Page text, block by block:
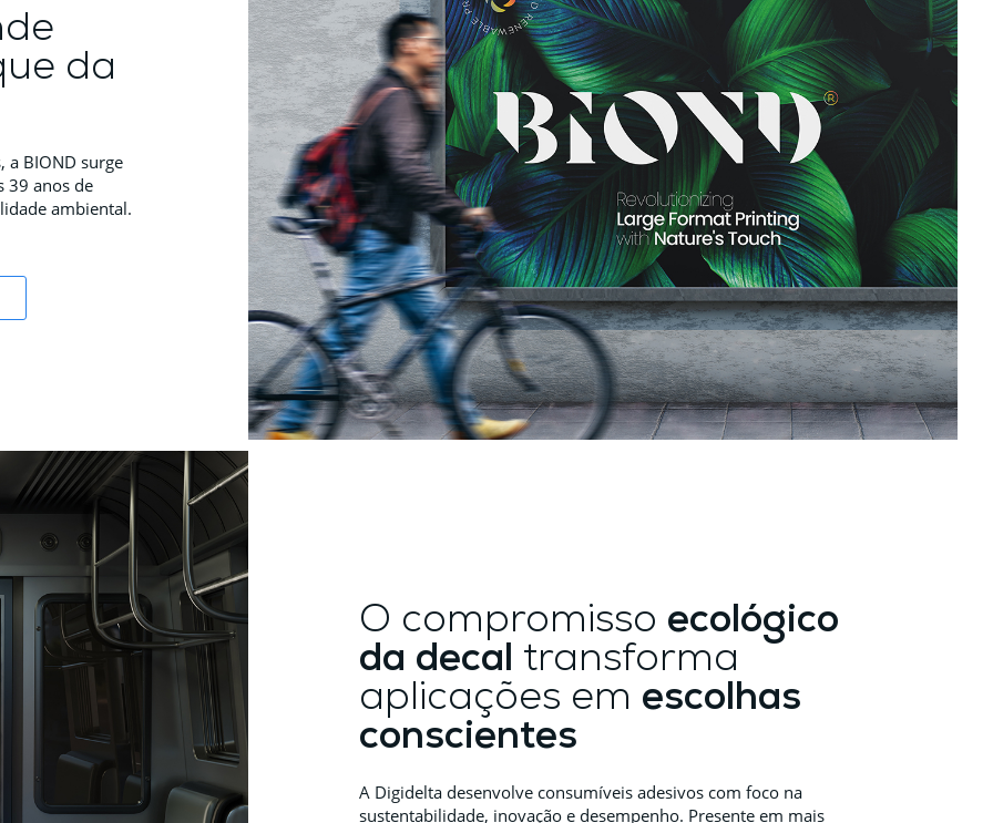
da
a BIOND surge
39 anos de
ambiental.
O compromisso ecológico
da decal transforma
aplicações em escolhas
conscientes
A Digidelta desenvolve consumíveis adesivos com foco na
sustentabilidade, inovação e desempenho. Presente em mais